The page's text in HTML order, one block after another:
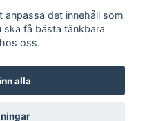
kuriosa och retro
det innehåll som
få bästa tänkbara
oss.
alla